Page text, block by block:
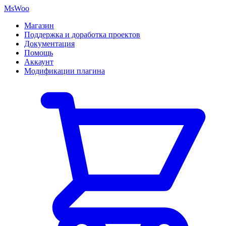
MsWoo
Магазин
Поддержка и доработка проектов
Документация
Помощь
Аккаунт
Модификации плагина